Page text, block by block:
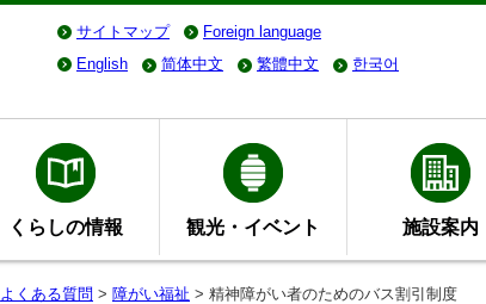
サイトマップ Foreign language
English
简体中文 繁體中文 한국어
くらしの情報 観光・イベント 施設案内
よくある質問 > 障がい福祉 > 精神障がい者のためのバス割引制度